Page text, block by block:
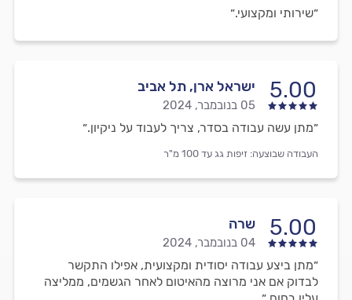
״שירותי ומקצועי.״
5.00 ישראל ארן, תל אביב
05 בנובמבר, 2024
״מתן עשה עבודה בסדר, צריך לעבוד על ניקיון.״
העבודה שבוצעה: זיפות גג עד 100 מ"ר
5.00 שרה
04 בנובמבר, 2024
״מתן ביצע עבודה יסודית ומקצועית, אפילו התקשר
לבדוק אם אני מרוצה מהאיטום לאחר הגשמים, ממליצה